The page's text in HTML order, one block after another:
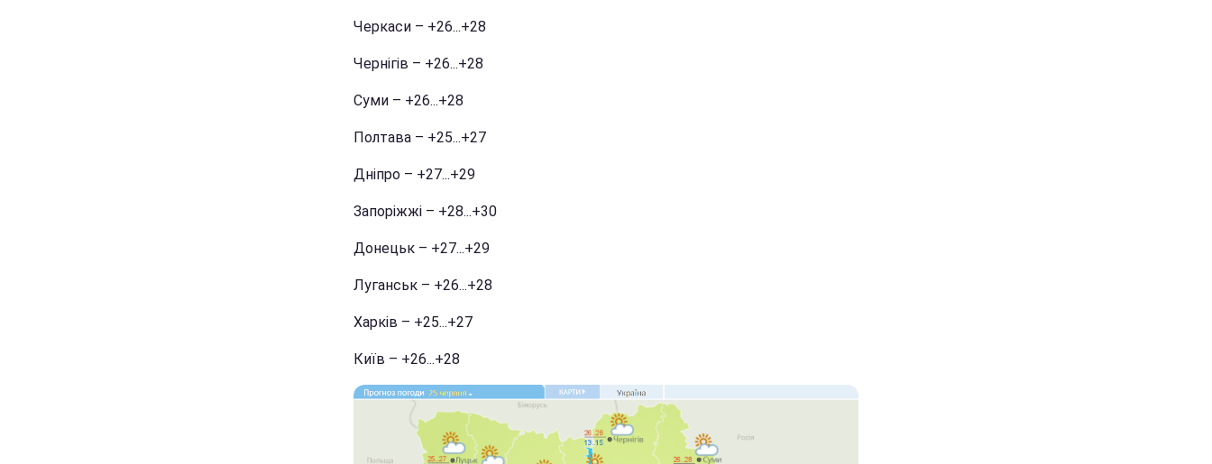
Черкаси – +26...+28
Чернігів – +26...+28
Суми – +26...+28
Полтава – +25...+27
Дніпро – +27...+29
Запоріжжі – +28...+30
Донецьк – +27...+29
Луганськ – +26...+28
Харків – +25...+27
Київ – +26...+28